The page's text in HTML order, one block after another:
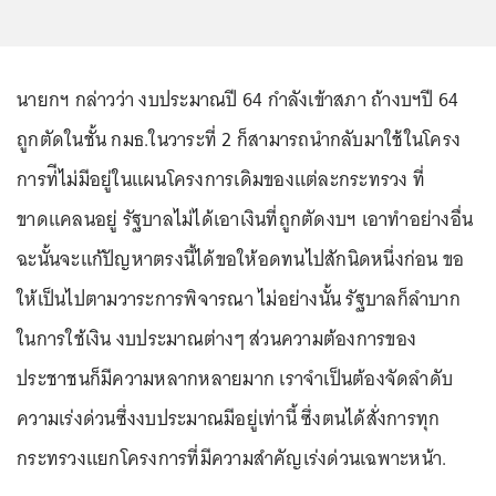
นายกฯ กล่าวว่า งบประมาณปี 64 กำลังเข้าสภา ถ้างบฯปี 64
ถูกตัดในชั้น กมธ.ในวาระที่ 2 ก็สามารถนำกลับมาใช้ในโครง
การท่ีไม่มีอยู่ในแผนโครงการเดิมของแต่ละกระทรวง ที่
ขาดแคลนอยู่ รัฐบาลไม่ได้เอาเงินที่ถูกตัดงบฯ เอาทำอย่างอื่น
ฉะนั้นจะแก้ปัญหาตรงนี้ได้ขอให้อดทนไปสักนิดหนึ่งก่อน ขอ
ให้เป็นไปตามวาระการพิจารณา ไม่อย่างนั้น รัฐบาลก็ลำบาก
ในการใช้เงิน งบประมาณต่างๆ ส่วนความต้องการของ
ประชาชนก็มีความหลากหลายมาก เราจำเป็นต้องจัดลำดับ
ความเร่งด่วนซึ่งงบประมาณมีอยู่เท่านี้ ซึ่งตนได้สั่งการทุก
กระทรวงแยกโครงการที่มีความสำคัญเร่งด่วนเฉพาะหน้า.